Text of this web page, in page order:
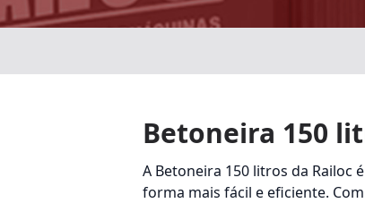
Betoneira 150
A Betoneira 150 litros da Railoc
forma mais fácil e eficiente.